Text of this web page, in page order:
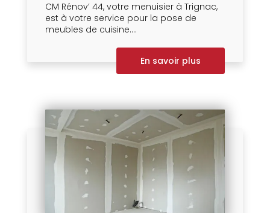
CM Rénov’ 44, votre menuisier à Trignac,
est à votre service pour la pose de
meubles de cuisine....
En savoir plus